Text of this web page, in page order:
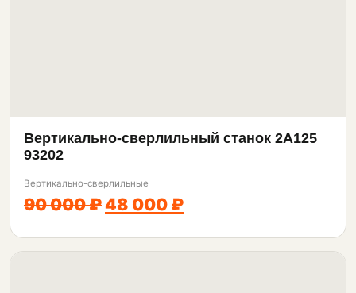
Вертикально-сверлильный станок 2А125
93202
Вертикально-сверлильные
90 000 ₽48 000 ₽